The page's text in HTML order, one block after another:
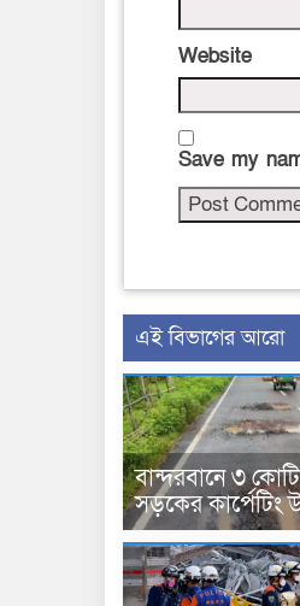
Website
Save my
এই বিভাগের আরো
বান্দরবানে ৩
সড়কের কার্পেটিং